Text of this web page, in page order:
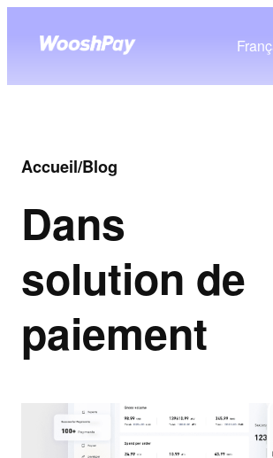
Accueil/Blog
Dans
solution de
paiement